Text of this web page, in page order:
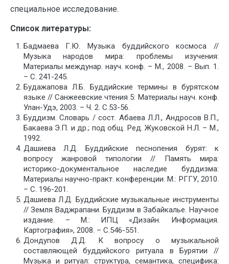
специальное исследование.
Список литературы:
Бадмаева Г.Ю. Музыка буддийского космоса //
Музыка народов мира: проблемы изучения:
Материалы междунар. науч. конф. – М., 2008. – Вып. 1.
– С. 241-245.
Будажапова Л.Б. Буддийские термины в бурятском
языке // Санжеевские чтения 5: Материалы науч. конф.
Улан-Удэ, 2003. – Ч. 2. С.53-56.
Буддизм. Словарь / сост. Абаева Л.Л., Андросов В.П.,
Бакаева Э.П. и др.; под общ. Ред. Жуковской Н.Л. – М.,
1992.
Дашиева Л.Д. Буддийские песнопения бурят: к
вопросу жанровой типологии // Память мира:
историко-документальное наследие буддизма:
Материалы научно-практ. конференции. М.: РГГУ, 2010.
– С. 196-201.
Дашиева Л.Д. Буддийские музыкальные инструменты
// Земля Ваджрапани. Буддизм в Забайкалье. Научное
издание. – М.: ИПЦ «Дизайн. Информация.
Картография», 2008. – С.546-551.
Дондупов Д.Д. К вопросу о музыкальной
составляющей буддийского ритуала в Бурятии //
Музыка и ритуал: структура, семантика, специфика: